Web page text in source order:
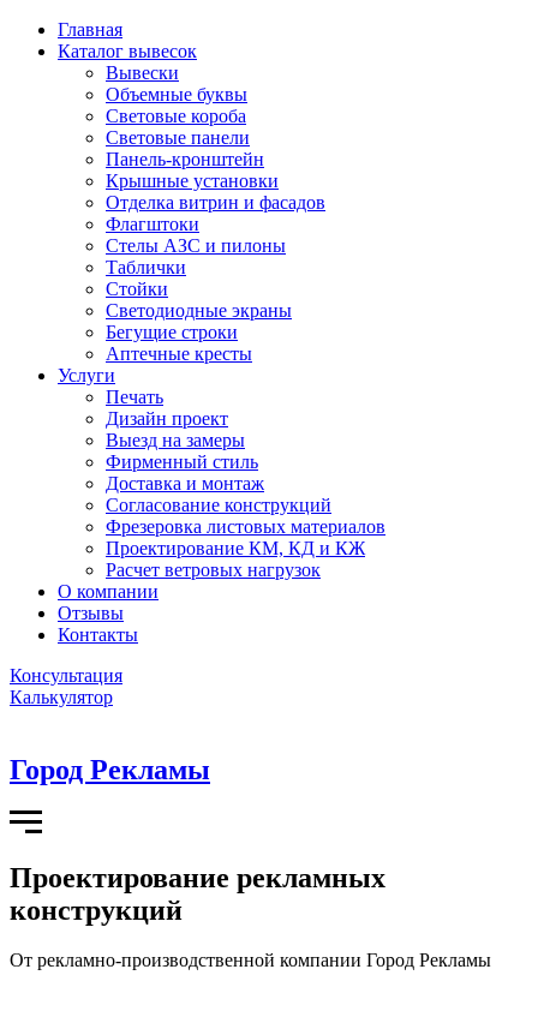
Главная
Каталог вывесок
Вывески
Объемные буквы
Световые короба
Световые панели
Панель-кронштейн
Крышные установки
Отделка витрин и фасадов
Флагштоки
Стелы АЗС и пилоны
Таблички
Стойки
Светодиодные экраны
Бегущие строки
Аптечные кресты
Услуги
Печать
Дизайн проект
Выезд на замеры
Фирменный стиль
Доставка и монтаж
Согласование конструкций
Фрезеровка листовых материалов
Проектирование КМ, КД и КЖ
Расчет ветровых нагрузок
О компании
Отзывы
Контакты
Консультация
Калькулятор
Город Рекламы
Проектирование рекламных
конструкций
От рекламно-производственной компании Город Рекламы